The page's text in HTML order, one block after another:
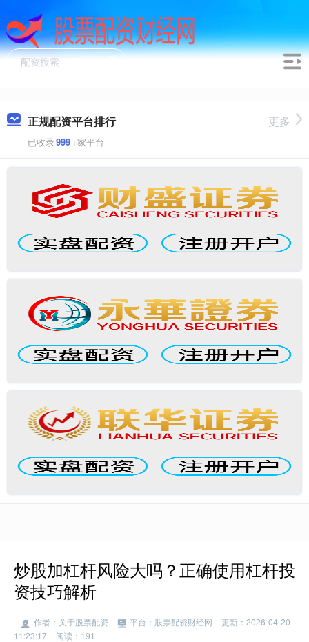
正规配资平台排行
已收录999+家平台
更多
炒股加杠杆风险大吗？正确使用杠杆投
资技巧解析
作者：关于股票配资 平台：股票配资财经网
更新：2026-04-20
11:23:17
阅读：191